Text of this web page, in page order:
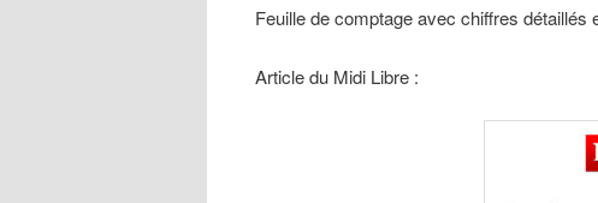
Feuille de comptage avec chiffres détaillés
Article du Midi Libre :